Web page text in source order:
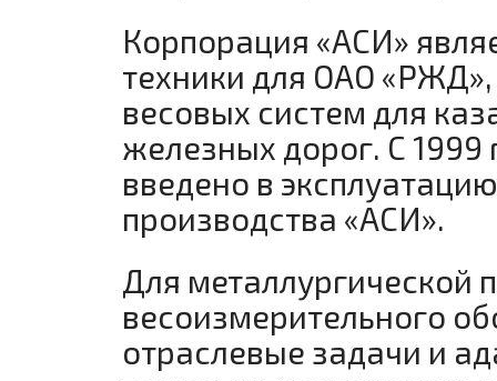
Корпорация «АСИ»
техники для ОАО
весовых систем для
железных дорог. С 1999
введено в
производства «АСИ».
Для металлургической
весоизмерительного
отраслевые задачи и